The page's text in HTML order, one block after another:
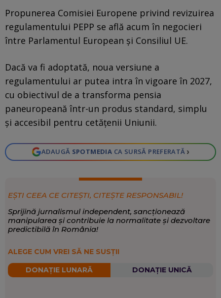
Propunerea Comisiei Europene privind revizuirea
regulamentului PEPP se află acum în negocieri
între Parlamentul European și Consiliul UE.
Dacă va fi adoptată, noua versiune a
regulamentului ar putea intra în vigoare în 2027,
cu obiectivul de a transforma pensia
paneuropeană într-un produs standard, simplu
și accesibil pentru cetățenii Uniunii.
ADAUGĂ SPOTMEDIA CA SURSĂ PREFERATĂ ›
EȘTI CEEA CE CITEȘTI, CITEȘTE RESPONSABIL!
Sprijină jurnalismul independent, sancționează
manipularea și contribuie la normalitate și dezvoltare
predictibilă în România!
ALEGE CUM VREI SĂ NE SUSȚII
DONAȚIE LUNARĂ DONAȚIE UNICĂ